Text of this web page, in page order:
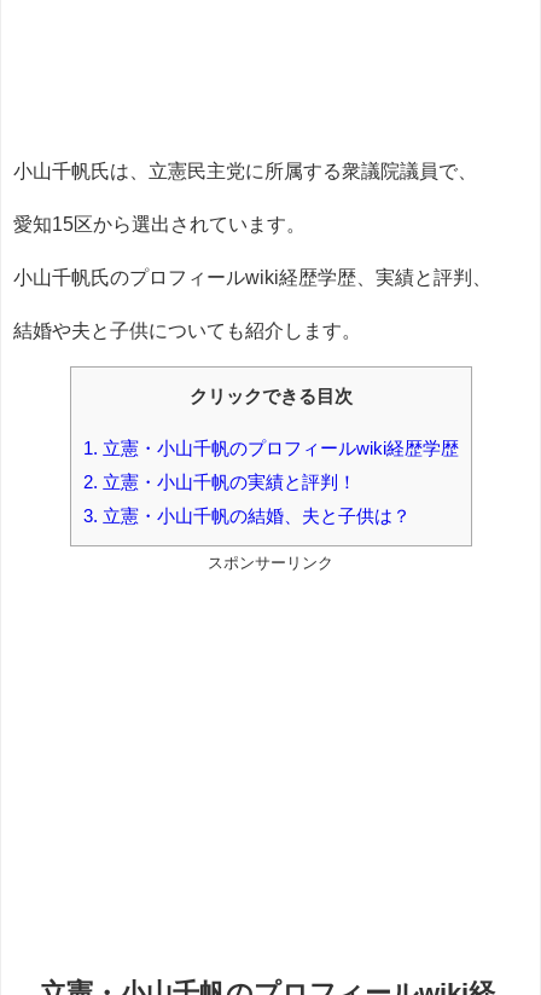
小山千帆氏は、立憲民主党に所属する衆議院議員で、
愛知15区から選出されています。
小山千帆氏のプロフィールwiki経歴学歴、実績と評判、
結婚や夫と子供についても紹介します。
クリックできる目次
1. 立憲・小山千帆のプロフィールwiki経歴学歴
2. 立憲・小山千帆の実績と評判！
3. 立憲・小山千帆の結婚、夫と子供は？
スポンサーリンク